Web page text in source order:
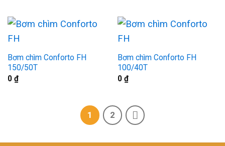
Bơm chìm Conforto FH
150/50T
0 ₫
Bơm chìm Conforto FH
100/40T
0 ₫
1 2